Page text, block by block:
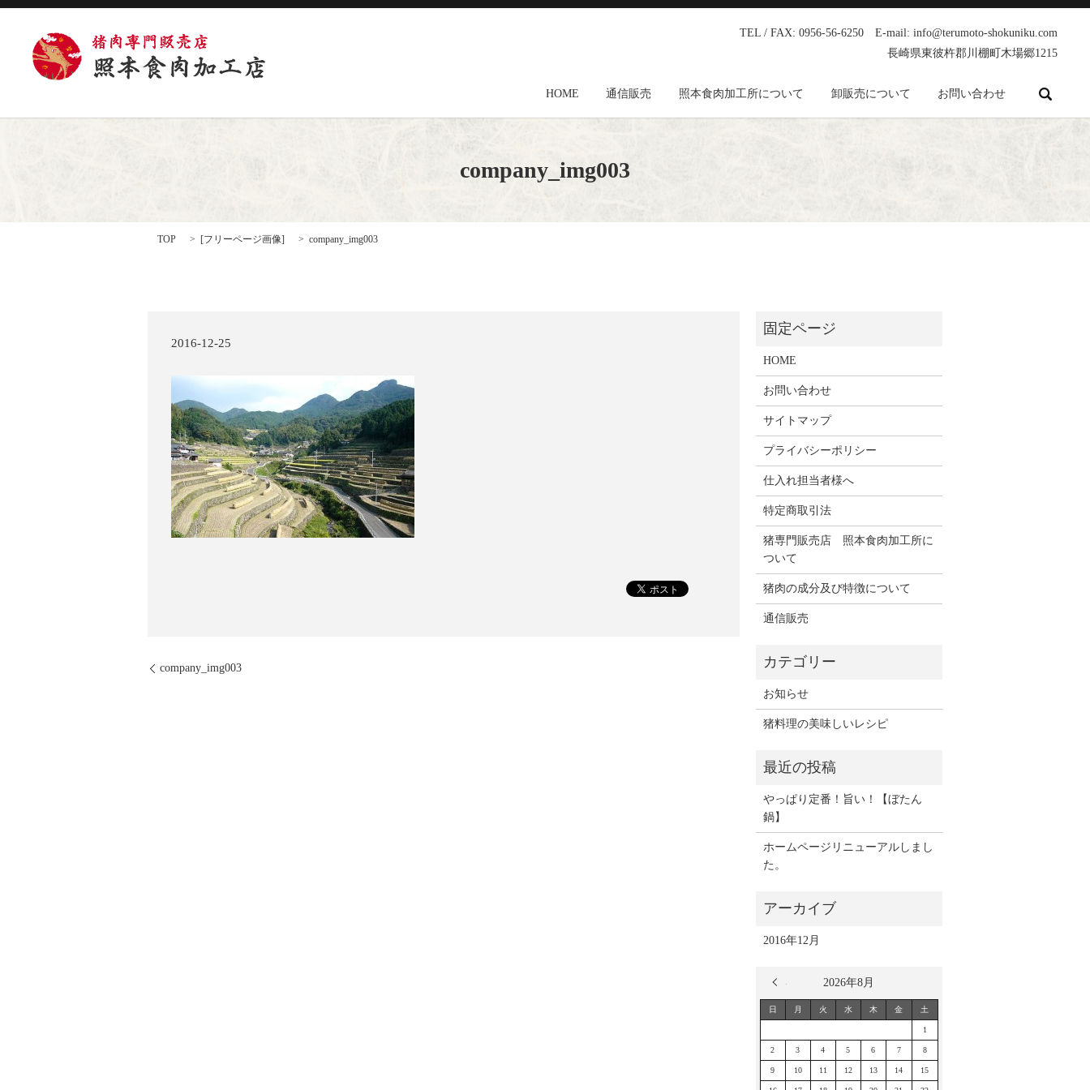
TEL / FAX: 0956-56-6250 E-mail: info@terumoto-shokuniku.com
長崎県東彼杵郡川棚町木場郷1215
HOME 通信販売 照本食肉加工所について 卸販売について お問い合わせ
company_img003
TOP [フリーページ画像] company_img003
2016-12-25
company_img003
HOME
お問い合わせ
サイトマップ
プライバシーポリシー
仕入れ担当者様へ
特定商取引法
猪専門販売店 照本食肉加工所に
ついて
猪肉の成分及び特徴について
通信販売
お知らせ
猪料理の美味しいレシピ
やっぱり定番！旨い！【ぼたん
鍋】
ホームページリニューアルしまし
た。
2016年12月
2026年8月
日 月 火 水 木 金 土
1
2 3 4 5 6 7 8
9 10 11 12 13 14 15